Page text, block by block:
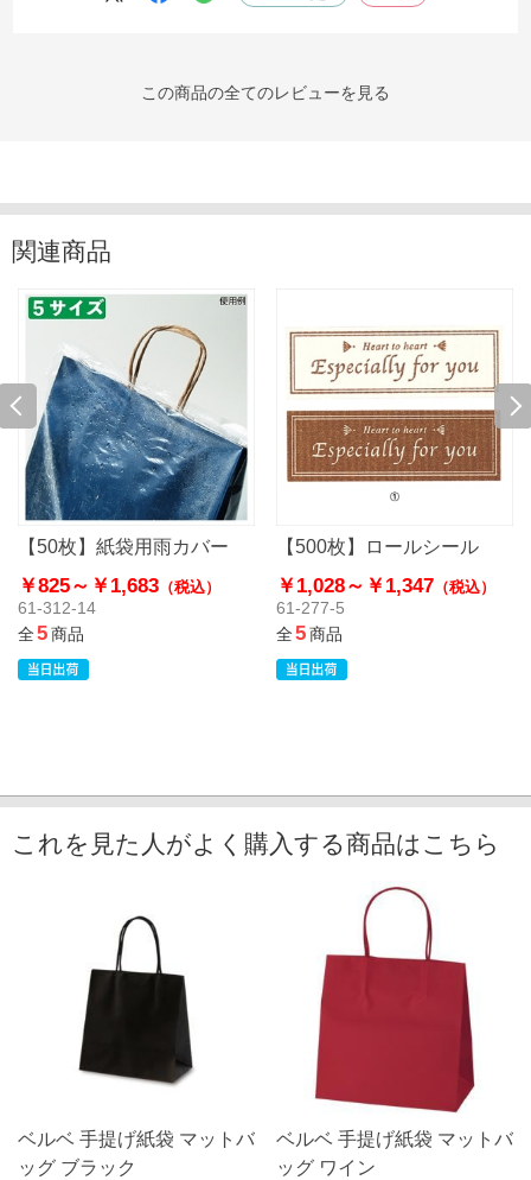
この商品の全てのレビューを見る
関連商品
【50枚】紙袋用雨カバー
￥825～ ￥1,683 （税込）
61-312-14
全5商品
【500枚】ロールシール
￥1,028～ ￥1,347 （税込）
61-277-5
全5商品
これを見た人がよく購入する商品はこちら
ベルベ 手提げ紙袋 マットバ
ッグ ブラック
ベルベ 手提げ紙袋 マットバ
ッグ ワイン